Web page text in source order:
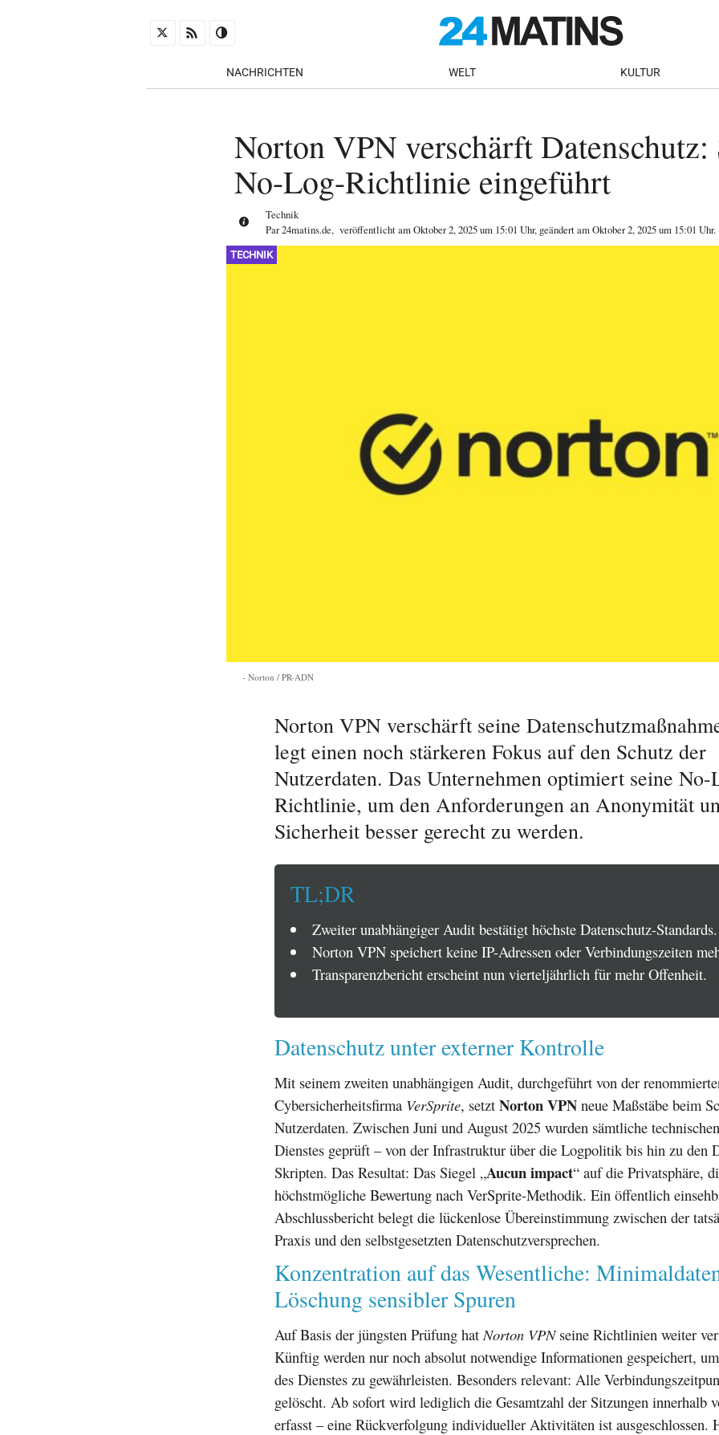
NACHRICHTEN WELT KULTUR
Norton VPN verschärft
No-Log-Richtlinie eingeführt
Technik
Par24matins.de, veröffentlicht amOktober 2, 2025um 15:01 Uhr, geändert am Oktober 2, 2025 um 15:01 Uhr.
TECHNIK
Norton / PR-ADN
Norton VPN verschärft seine
legt einen noch stärkeren Fokus auf den Schutz der
Nutzerdaten. Das Unternehmen optimiert seine No-
Richtlinie, um den Anforderungen an Anonymität
Sicherheit besser gerecht zu werden.
TL;DR
Zweiter unabhängiger Audit bestätigt höchste Datenschutz-Standards.
Norton VPN speichert keine IP-Adressen oder Verbindungszeiten
Transparenzbericht erscheint nun vierteljährlich für mehr Offenheit.
Datenschutz unter externer Kontrolle
Mit seinem zweiten unabhängigen Audit, durchgeführt von der
Cybersicherheitsfirma VerSprite, setzt Norton VPN neue Maßstäbe beim
Nutzerdaten. Zwischen Juni und August 2025 wurden sämtliche
Dienstes geprüft – von der Infrastruktur über die Logpolitik bis hin zu den
Skripten. Das Resultat: Das Siegel „Aucun impact“ auf die Privatsphäre,
höchstmögliche Bewertung nach VerSprite-Methodik. Ein öffentlich
Abschlussbericht belegt die lückenlose Übereinstimmung zwischen der
Praxis und den selbstgesetzten Datenschutzversprechen.
Konzentration auf das Wesentliche:
Löschung sensibler Spuren
Auf Basis der jüngsten Prüfung hat Norton VPNseine Richtlinien weiter
Künftig werden nur noch absolut notwendige Informationen gespeichert,
des Dienstes zu gewährleisten. Besonders relevant: Alle
gelöscht. Ab sofort wird lediglich die Gesamtzahl der Sitzungen innerhalb
erfasst – eine Rückverfolgung individueller Aktivitäten ist ausgeschlossen.